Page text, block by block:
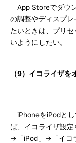
App Storeでダウ
の調整やディスプ
たいときは、プリ
いようにしたい。
（9）イコライザを
iPhoneをiPodとし
ば、イコライザ設定
→「iPod」→「イコ